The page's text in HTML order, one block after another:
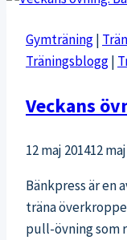
Gymträning|
Träningsblogg|
Veckans
12 maj 201412
Bänkpress är en
träna
pull-övning som